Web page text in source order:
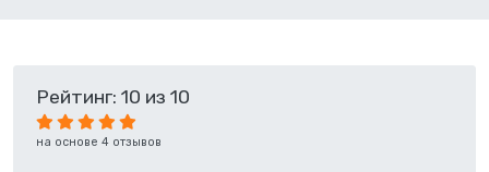
Рейтинг: 10 из 10
на основе 4 отзывов